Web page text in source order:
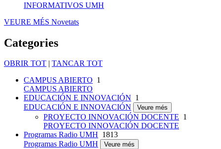
INFORMATIVOS UMH
VEURE MÉS Novetats
Categories
OBRIR TOT | TANCAR TOT
CAMPUS ABIERTO 1
CAMPUS ABIERTO
EDUCACIÓN E INNOVACIÓN 1
EDUCACIÓN E INNOVACIÓN
Veure més
PROYECTO INNOVACIÓN DOCENTE 1
PROYECTO INNOVACIÓN DOCENTE
Programas Radio UMH 1813
Programas Radio UMH
Veure més